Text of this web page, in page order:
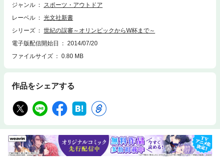
ジャンル
スポーツ・アウトドア
レーベル
光文社新書
シリーズ
世紀の誤審～オリンピックからW杯まで～
電子版配信開始日
2014/07/20
ファイルサイズ
0.80 MB
作品をシェアする